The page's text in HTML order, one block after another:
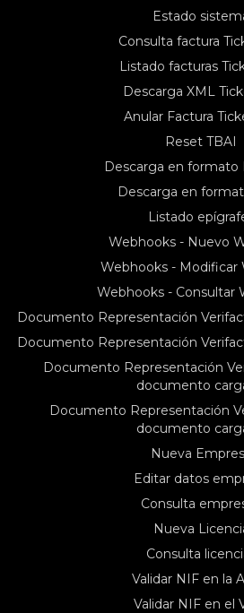
Estado
Consulta factura
Listado facturas
Descarga XML
Anular Factura
Reset TBAI
Descarga en formato
Descarga en
Listado
Webhooks - Nuevo
Webhooks - Modificar
Webhooks - Consultar
Documento Representación
Documento Representación
Documento Representación
documento
Documento Representación
documento
Nueva
Editar datos
Consulta
Nueva
Consulta
Validar NIF en la
Validar NIF en el